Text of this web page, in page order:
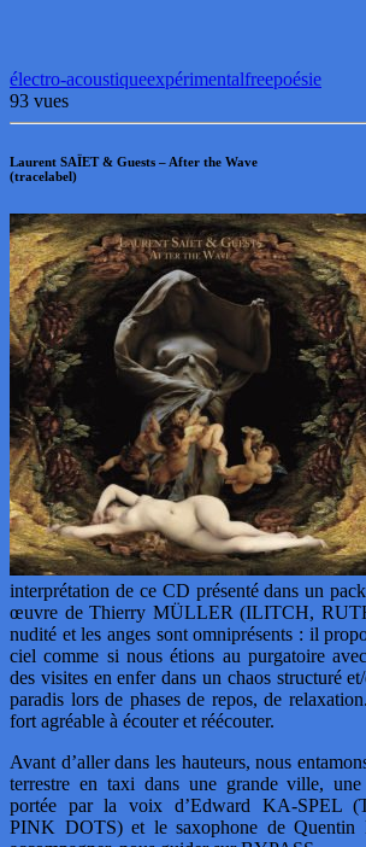
électro-acoustiqueexpérimentalfreepoésie
93 vues
Laurent SAÏET & Guests – After the Wave
(tracelabel)
interprétation de ce CD présenté dans un
œuvre de Thierry MÜLLER (ILITCH,
nudité et les anges sont omniprésents : il
ciel comme si nous étions au purgatoire
des visites en enfer dans un chaos structuré
paradis lors de phases de repos, de
fort agréable à écouter et réécouter.
Avant d’aller dans les hauteurs, nous
terrestre en taxi dans une grande ville,
portée par la voix d’Edward KA-SPEL
PINK DOTS) et le saxophone de